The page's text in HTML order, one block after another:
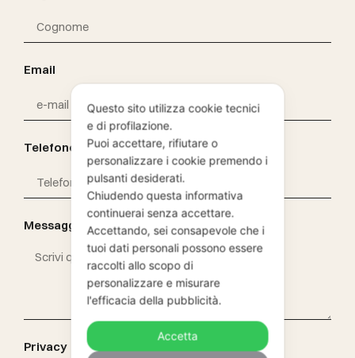
Email
Telefono
Messaggio
Privacy
Questo sito utilizza cookie tecnici
e di profilazione.
Puoi accettare, rifiutare o
personalizzare i cookie premendo i
pulsanti desiderati.
Chiudendo questa informativa
continuerai senza accettare.
Accettando, sei consapevole che i
tuoi dati personali possono essere
raccolti allo scopo di
personalizzare e misurare
l'efficacia della pubblicità.
Accetta